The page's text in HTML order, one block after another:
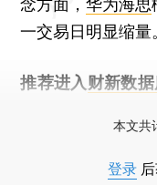
念方面，华为海思
一交易日明显缩量
推荐进入 财新数
本文共
登录